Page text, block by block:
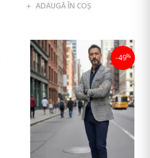
ADAUGĂ ÎN COŞ
-49%